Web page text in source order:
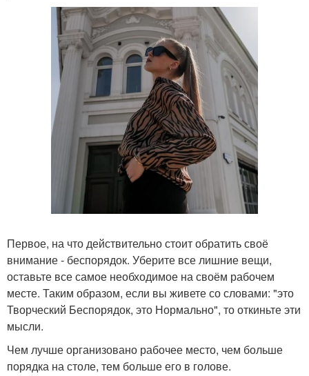
Первое, на что действительно стоит обратить своё
внимание - беспорядок. Уберите все лишние вещи,
оставьте все самое необходимое на своём рабочем
месте. Таким образом, если вы живете со словами: "это
Творческий Беспорядок, это Нормально", то откиньте эти
мысли.
Чем лучше организовано рабочее место, чем больше
порядка на столе, тем больше его в голове.